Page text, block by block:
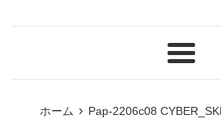
メ
ホーム › Pap-2206c08